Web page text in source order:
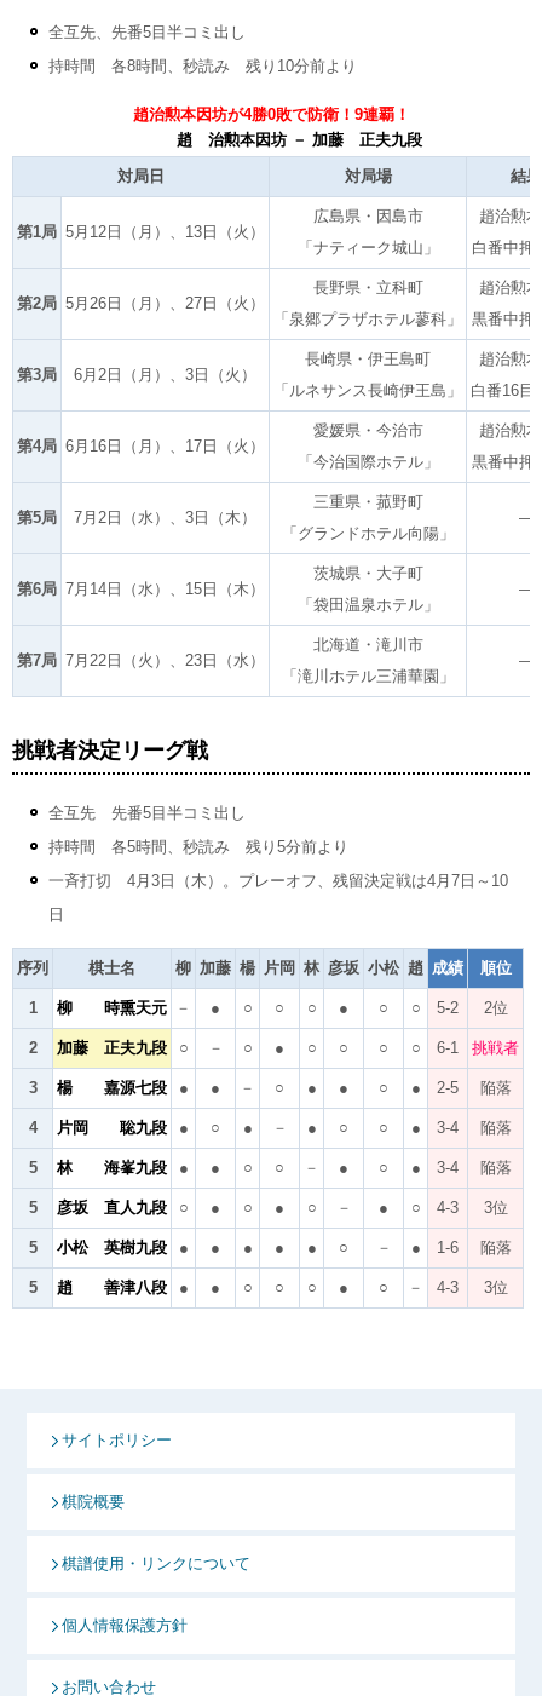
全互先、先番5目半コミ出し
持時間 各8時間、秒読み 残り10分前より
趙治勲本因坊が4勝0敗で防衛！9連覇！
趙 治勲本因坊 － 加藤 正夫九段
対局日 対局場 結果
第1局 5月12日（月）、13日（火）
広島県・因島市
「ナティーク城山」
趙治勲
白番中押
第2局 5月26日（月）、27日（火）
長野県・立科町
「泉郷プラザホテル蓼科」
趙治勲
黒番中押
第3局 6月2日（月）、3日（火）
長崎県・伊王島町
「ルネサンス長崎伊王島」
趙治勲
白番16目
第4局 6月16日（月）、17日（火）
愛媛県・今治市
「今治国際ホテル」
趙治勲
黒番中押
第5局 7月2日（水）、3日（木）
三重県・菰野町
「グランドホテル向陽」
―
第6局 7月14日（水）、15日（木）
茨城県・大子町
「袋田温泉ホテル」
―
第7局 7月22日（火）、23日（水）
北海道・滝川市
「滝川ホテル三浦華園」
―
挑戦者決定リーグ戦
全互先 先番5目半コミ出し
持時間 各5時間、秒読み 残り5分前より
一斉打切 4月3日（木）。プレーオフ、残留決定戦は4月7日～10
日
序列 棋士名 柳 加藤 楊 片岡 林 彦坂 小松 趙 成績 順位
1 柳 時熏天元 － ● ○ ○ ○ ● ○ ○ 5-2 2位
2 加藤 正夫九段 ○ － ○ ● ○ ○ ○ ○ 6-1 挑戦者
3 楊 嘉源七段 ● ● － ○ ● ● ○ ● 2-5 陥落
4 片岡 聡九段 ● ○ ● － ● ○ ○ ● 3-4 陥落
5 林 海峯九段 ● ● ○ ○ － ● ○ ● 3-4 陥落
5 彦坂 直人九段 ○ ● ○ ● ○ － ● ○ 4-3 3位
5 小松 英樹九段 ● ● ● ● ● ○ － ● 1-6 陥落
5 趙 善津八段 ● ● ○ ○ ○ ● ○ － 4-3 3位
サイトポリシー
棋院概要
棋譜使用・リンクについて
個人情報保護方針
お問い合わせ